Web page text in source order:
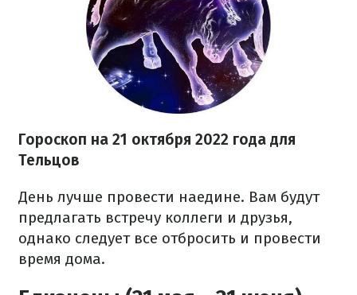
Гороскоп на 21 октября 2022 года для
Тельцов
День лучше провести наедине. Вам будут
предлагать встречу коллеги и друзья,
однако следует все отбросить и провести
время дома.